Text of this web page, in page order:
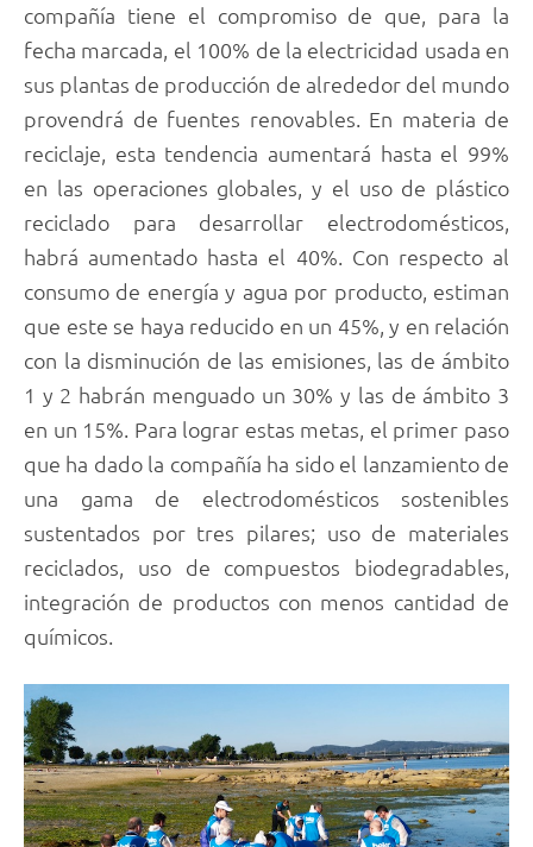
compañía tiene el compromiso de que, para la
fecha marcada, el 100% de la electricidad usada en
sus plantas de producción de alrededor del mundo
provendrá de fuentes renovables. En materia de
reciclaje, esta tendencia aumentará hasta el 99%
en las operaciones globales, y el uso de plástico
reciclado para desarrollar electrodomésticos,
habrá aumentado hasta el 40%. Con respecto al
consumo de energía y agua por producto, estiman
que este se haya reducido en un 45%, y en relación
con la disminución de las emisiones, las de ámbito
1 y 2 habrán menguado un 30% y las de ámbito 3
en un 15%. Para lograr estas metas, el primer paso
que ha dado la compañía ha sido el lanzamiento de
una gama de electrodomésticos sostenibles
sustentados por tres pilares; uso de materiales
reciclados, uso de compuestos biodegradables,
integración de productos con menos cantidad de
químicos.